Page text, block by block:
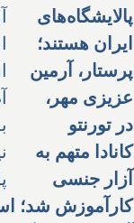
پالایشگاه‌های
ایران هستند؛
پرستار، آرمین
عزیزی مهر،
در تورنتو
کانادا متهم به
آزار جنسی
کارآموزش شد؛